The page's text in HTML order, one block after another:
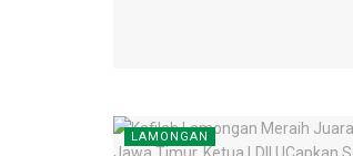
LAMONGAN